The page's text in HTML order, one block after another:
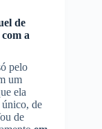
de
com a
pelo
um
ela
único, de
de